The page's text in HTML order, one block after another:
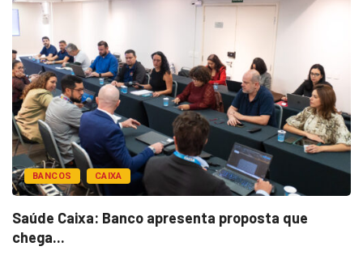
BANCOS CAIXA
Saúde Caixa: Banco apresenta proposta que
chega...